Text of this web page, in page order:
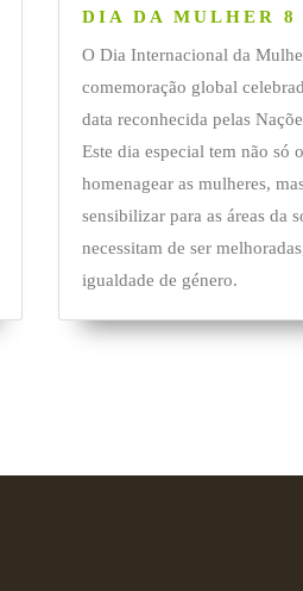
DIA DA MULHER 8
O Dia Internacional da
comemoração global
data reconhecida pelas
Este dia especial tem não só
homenagear as mulheres,
sensibilizar para as áreas da
necessitam de ser
igualdade de género.